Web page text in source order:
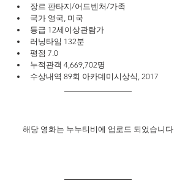
장르 판타지/어드벤처/가족
국가 영국, 미국
등급 12세이상관람가
러닝타임 132분
평점 7.0
누적관객 4,669,702명
수상내역 89회 아카데미시상식, 2017
해당 영화는 누누티비에 업로드 되었습니다